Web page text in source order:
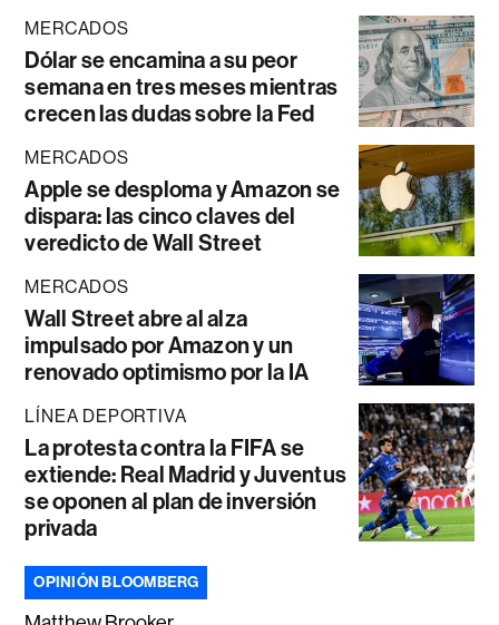
MERCADOS
Dólar se encamina a su peor
semana en tres meses mientras
crecen las dudas sobre la Fed
MERCADOS
Apple se desploma y Amazon se
dispara: las cinco claves del
veredicto de Wall Street
MERCADOS
Wall Street abre al alza
impulsado por Amazon y un
renovado optimismo por la IA
LÍNEA DEPORTIVA
La protesta contra la FIFA se
extiende: Real Madrid y Juventus
se oponen al plan de inversión
privada
OPINIÓN BLOOMBERG